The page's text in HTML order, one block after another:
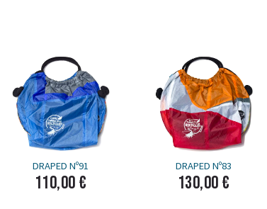
DRAPED Nº91
110,00 €
DRAPED Nº83
130,00 €